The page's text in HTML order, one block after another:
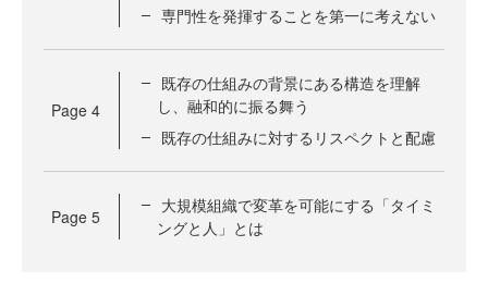
専門性を発揮することを第一に考えない
Page 4
既存の仕組みの背景にある構造を理解
し、融和的に振る舞う
既存の仕組みに対するリスペクトと配慮
Page 5
大規模組織で変革を可能にする「タイミ
ングと人」とは